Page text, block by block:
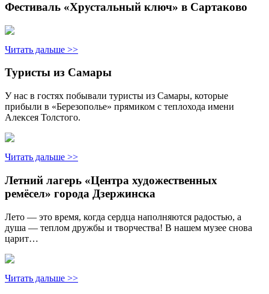
Фестиваль «Хрустальный ключ» в Сартаково
Читать дальше >>
Туристы из Самары
У нас в гостях побывали туристы из Самары, которые
прибыли в «Березополье» прямиком с теплохода имени
Алексея Толстого.
Читать дальше >>
Летний лагерь «Центра художественных
ремёсел» города Дзержинска
Лето — это время, когда сердца наполняются радостью, а
душа — теплом дружбы и творчества! В нашем музее снова
царит…
Читать дальше >>